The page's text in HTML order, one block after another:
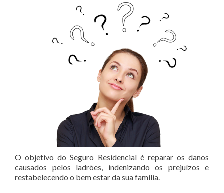
O objetivo do Seguro Residencial é reparar os danos
causados pelos ladrões, indenizando os prejuízos e
restabelecendo o bem estar da sua família.